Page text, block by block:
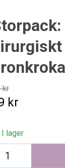
kr
kr
lager